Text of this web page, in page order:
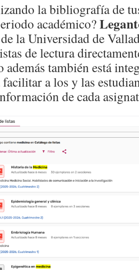
la bibliografía de
académico?
la Universidad de
de lectura
además también está
a los y las
de cada